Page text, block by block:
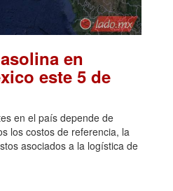
en
este 5 de
en el país depende de
los costos de referencia, la
asociados a la logística de